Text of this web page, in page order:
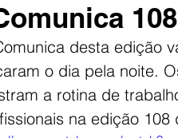
desta edição
o dia pela noite.
a rotina de
na edição 108